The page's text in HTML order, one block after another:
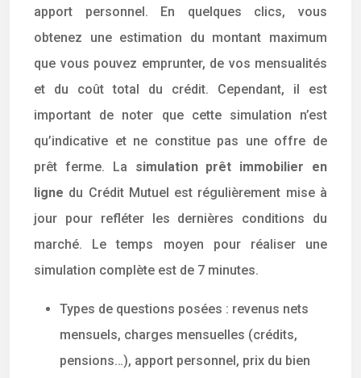
apport personnel. En quelques clics, vous
obtenez une estimation du montant maximum
que vous pouvez emprunter, de vos mensualités
et du coût total du crédit. Cependant, il est
important de noter que cette simulation n’est
qu’indicative et ne constitue pas une offre de
prêt ferme. La simulation prêt immobilier en
ligne du Crédit Mutuel est régulièrement mise à
jour pour refléter les dernières conditions du
marché. Le temps moyen pour réaliser une
simulation complète est de 7 minutes.
Types de questions posées : revenus nets
mensuels, charges mensuelles (crédits,
pensions…), apport personnel, prix du bien